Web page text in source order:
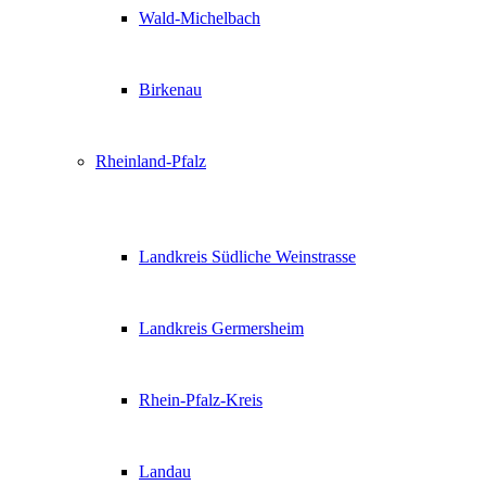
Wald-Michelbach
Birkenau
Rheinland-Pfalz
Landkreis Südliche Weinstrasse
Landkreis Germersheim
Rhein-Pfalz-Kreis
Landau